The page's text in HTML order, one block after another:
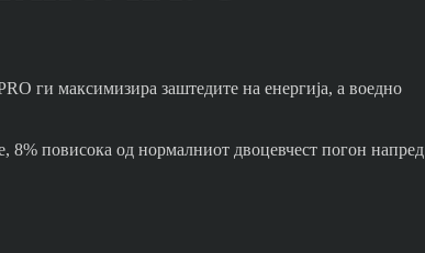
ги максимизира заштедите на енергија, а воедно
8% повисока од нормалниот двоцевчест погон напред